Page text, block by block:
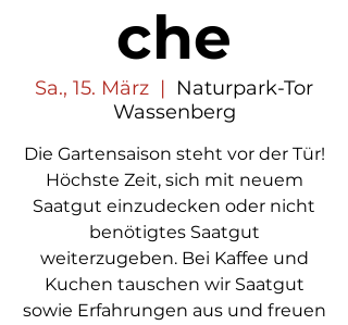
che
Sa., 15. März
  |
Naturpark-Tor
Wassenberg
Die Gartensaison steht vor der Tür!
Höchste Zeit, sich mit neuem
Saatgut einzudecken oder nicht
benötigtes Saatgut
weiterzugeben. Bei Kaffee und
Kuchen tauschen wir Saatgut
sowie Erfahrungen aus und freuen